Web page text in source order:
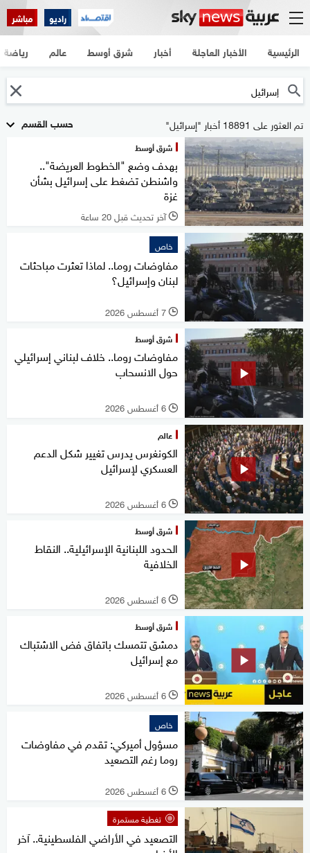
راديو مباشر
الرئيسية الأخبار العاجلة أخبار شرق أوسط عالم رياضة
حسب القسم تم العثور على 18891 أخبار "إسرائيل"
شرق أوسط
بهدف وضع "الخطوط العريضة"..
واشنطن تضغط على إسرائيل بشأن
غزة
l آخر تحديث قبل 20 ساعة
خاص
مفاوضات روما.. لماذا تعثرت مباحثات
لبنان وإسرائيل؟
l 7 أغسطس 2026
شرق أوسط
مفاوضات روما.. خلاف لبناني إسرائيلي
حول الانسحاب
l 6 أغسطس 2026
عالم
الكونغرس يدرس تغيير شكل الدعم
العسكري لإسرائيل
l 6 أغسطس 2026
شرق أوسط
الحدود اللبنانية الإسرائيلية.. النقاط
الخلافية
l 6 أغسطس 2026
شرق أوسط
دمشق تتمسك باتفاق فض الاشتباك
مع إسرائيل
l 6 أغسطس 2026
خاص
مسؤول أميركي: تقدم في مفاوضات
روما رغم التصعيد
l 6 أغسطس 2026
تغطية مستمرة
التصعيد في الأراضي الفلسطينية.. آخر